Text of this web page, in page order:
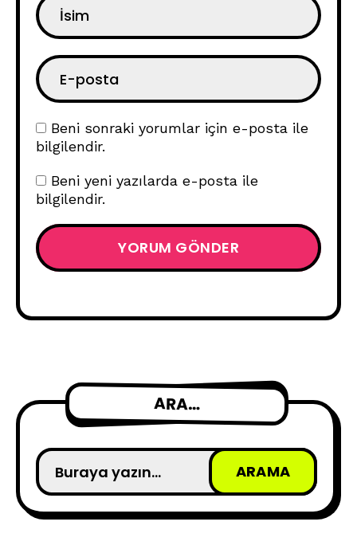
Beni sonraki yorumlar için e-posta ile
bilgilendir.
Beni yeni yazılarda e-posta ile
bilgilendir.
ARA…